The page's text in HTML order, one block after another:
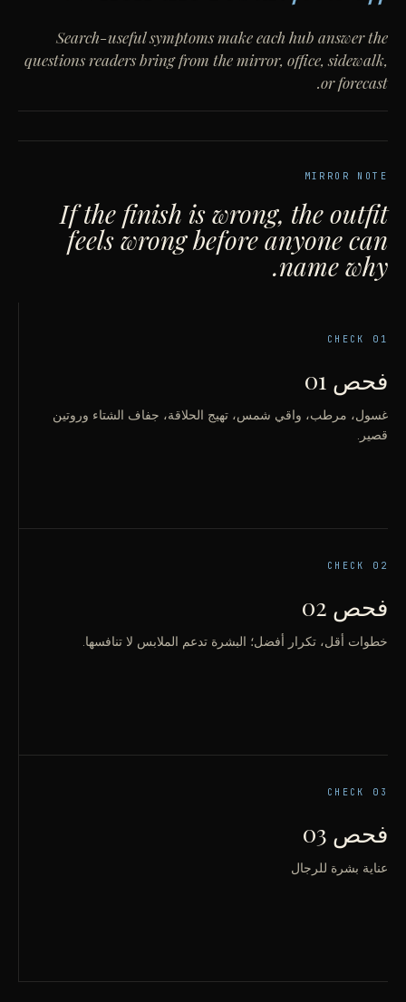
Search-useful symptoms make each hub answer the
questions readers bring from the mirror, office, sidewalk,
or forecast.
MIRROR NOTE
If the finish is wrong, the outfit
feels wrong before anyone can
name why.
CHECK 01
فحص 01
غسول، مرطب، واقي شمس، تهيج الحلاقة، جفاف الشتاء وروتين
قصير.
CHECK 02
فحص 02
خطوات أقل، تكرار أفضل؛ البشرة تدعم الملابس لا تنافسها.
CHECK 03
فحص 03
عناية بشرة للرجال